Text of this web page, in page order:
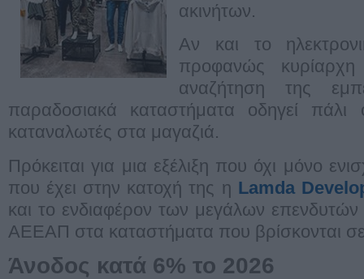
ακινήτων.
Αν και το
προφανώς
αναζήτηση της
παραδοσιακά καταστήματα οδηγεί πάλι
καταναλωτές στα μαγαζιά.
Πρόκειται για μια εξέλιξη που όχι μόνο
που έχει στην κατοχή της η Lamda
και το ενδιαφέρον των μεγάλων
ΑΕΕΑΠ στα καταστήματα που βρίσκονται
Άνοδος κατά 6% το 2026